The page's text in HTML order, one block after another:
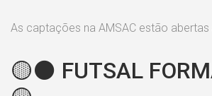
As captações na AMSAC estão abertas
🟡⚫️ FUTSAL